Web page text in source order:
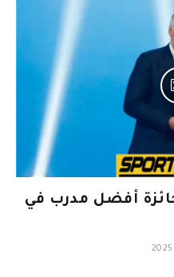
أفضل مدرب في